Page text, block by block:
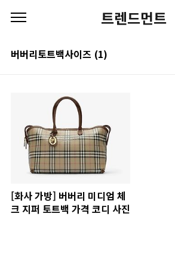
트렌드먼트
버버리토트백사이즈 (1)
[화사 가방] 버버리 미디엄 체
크 지퍼 토트백 가격 코디 사진